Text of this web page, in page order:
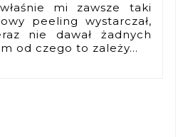
mi zawsze taki
peeling wystarczał,
nie dawał żadnych
od czego to zależy...